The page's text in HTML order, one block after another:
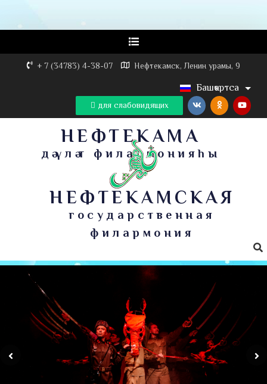
+ 7 (34783) 4-38-07 Нефтекамск, Ленин урамы, 9
Башҡортса
для слабовидящих
НЕФТЕКАМА
дәүләт филармонияһы
НЕФТЕКАМСКАЯ
государственная
филармония